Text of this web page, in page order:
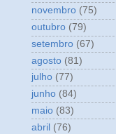
novembro (75)
outubro (79)
setembro (67)
agosto (81)
julho (77)
junho (84)
maio (83)
abril (76)